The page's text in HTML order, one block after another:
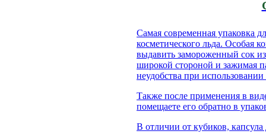
Самая современная упаковка
косметического льда. Особая
выдавить замороженный сок
широкой стороной и зажимая
неудобства при
Также после применения в
помещаете его обратно в
В отличии от кубиков,